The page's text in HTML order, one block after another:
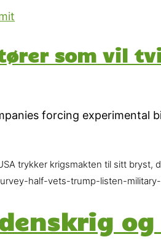
som vil
forcing experimental
trykker krigsmakten til sitt
half-vets-trump-listen-